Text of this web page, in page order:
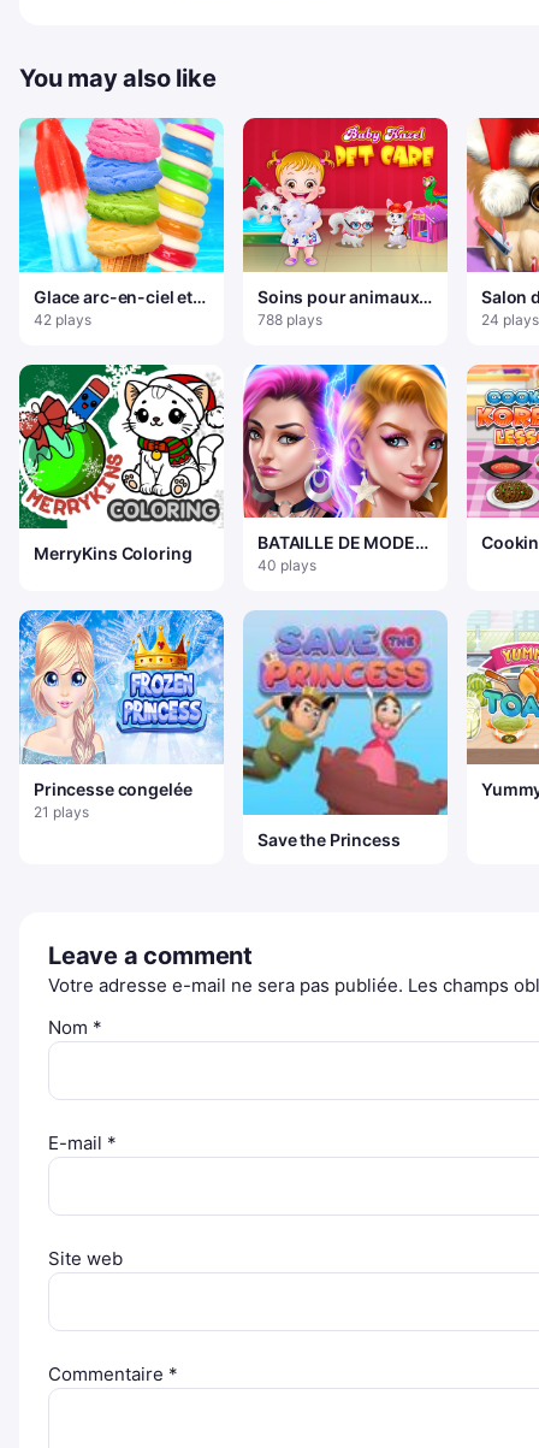
You may also like
Glace arc-en-ciel et
sucettes glacées
42 plays
Soins pour animaux
de compagnie Baby
788 plays
Salon
24 plays
MerryKins Coloring
BATAILLE DE MODE
VINTAGE VS SWAG
40 plays
Princesse congelée
21 plays
Save the Princess
Leave a comment
Votre adresse e-mail ne sera pas publiée. Les champs
Nom *
E-mail *
Site web
Commentaire *